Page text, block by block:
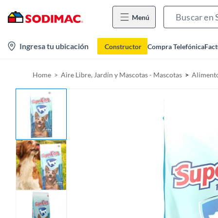
Menú
Ingresa tu ubicación Constructor Compra Telefónica
Home Aire Libre, Jardín y Mascotas - Mascotas